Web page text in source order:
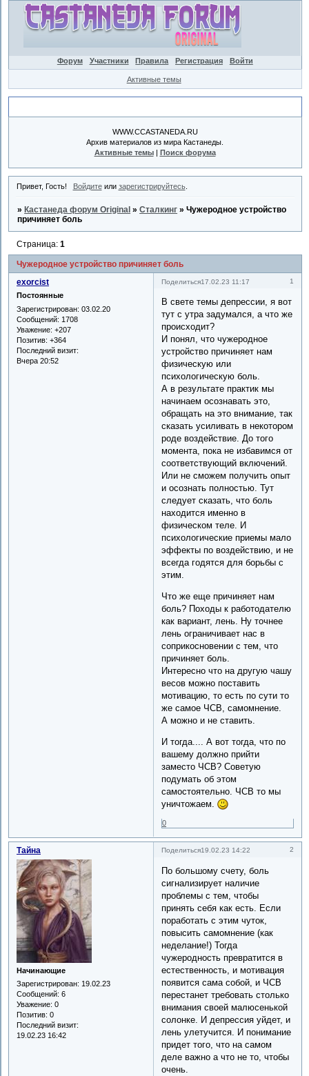
Форум Участники Правила Регистрация Войти
Активные темы
WWW.CCASTANEDA.RU
Архив материалов из мира Кастанеды.
Активные темы| Поиск форума
Привет, Гость! Войдитеили зарегистрируйтесь.
» Кастанеда форум Original »Сталкинг »Чужеродное устройство
причиняет боль
Чужеродное устройство причиняет боль
Страница:1
Поделиться 1
17.02.23 11:17
exorcist
Постоянные
Зарегистрирован: 03.02.20
Сообщений: 1708
Уважение: +207
Позитив: +364
Последний визит:
Вчера 20:52
В свете темы депрессии, я вот
тут с утра задумался, а что же
происходит?
И понял, что чужеродное
устройство причиняет нам
физическую или
психологическую боль.
А в результате практик мы
начинаем осознавать это,
обращать на это внимание, так
сказать усиливать в некотором
роде воздействие. До того
момента, пока не избавимся от
соответствующий включений.
Или не сможем получить опыт
и осознать полностью. Тут
следует сказать, что боль
находится именно в
физическом теле. И
психологические приемы мало
эффекты по воздействию, и не
всегда годятся для борьбы с
этим.
Что же еще причиняет нам
боль? Походы к работодателю
как вариант, лень. Ну точнее
лень ограничивает нас в
соприкосновении с тем, что
причиняет боль.
Интересно что на другую чашу
весов можно поставить
мотивацию, то есть по сути то
же самое ЧСВ, самомнение.
А можно и не ставить.
И тогда.... А вот тогда, что по
вашему должно прийти
заместо ЧСВ? Советую
подумать об этом
самостоятельно. ЧСВ то мы
уничтожаем.
0
Поделиться 2
19.02.23 14:22
Тайна
Начинающие
Зарегистрирован: 19.02.23
Сообщений: 6
Уважение: 0
Позитив: 0
Последний визит:
19.02.23 16:42
По большому счету, боль
сигнализирует наличие
проблемы с тем, чтобы
принять себя как есть. Если
поработать с этим чуток,
повысить самомнение (как
неделание!) Тогда
чужеродность превратится в
естественность, и мотивация
появится сама собой, и ЧСВ
перестанет требовать столько
внимания своей малюсенькой
солонке. И депрессия уйдет, и
лень улетучится. И понимание
придет того, что на самом
деле важно а что не то, чтобы
очень.